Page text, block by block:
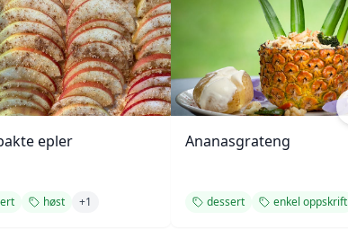
epler
høst +1
Ananasgrateng
dessert enkel oppskrift